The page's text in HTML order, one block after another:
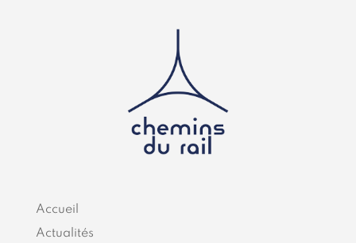
Accueil
Actualités